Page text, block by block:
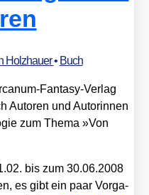
Holzhauer• Buch
Fan­ta­sy-Ver­lag
Autoren und Autorin­nen
zum The­ma »Von
bis zum 30.06.2008
es gibt ein paar Vor­ga­